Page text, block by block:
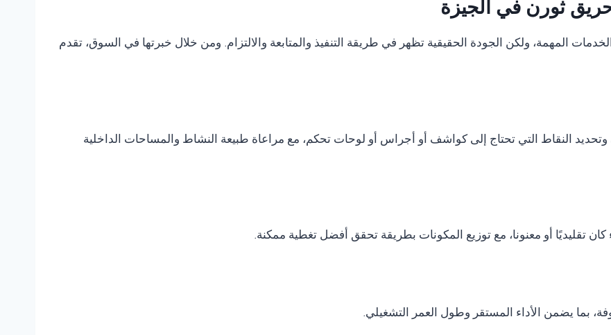
ثورن في الجيزة
المهمة، ولكن الجودة الحقيقية تظهر في طريقة التنفيذ والمتابعة والالتزام. ومن خلال خبرتها في السوق، تقدم
النقاط التي تحتاج إلى كواشف أو أجراس أو لوحات تحكم، مع مراعاة طبيعة النشاط والمساحات الداخلية
تقليديًا أو معنونا، مع توزيع المكونات بطريقة تحقق أفضل تغطية ممكنة.
بما يضمن الأداء المستقر وطول العمر التشغيلي.